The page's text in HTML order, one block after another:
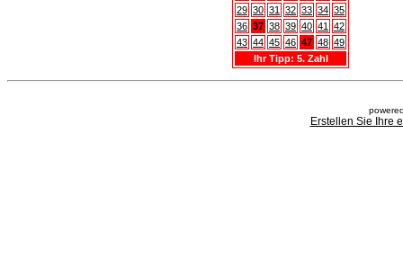
29 30 31 32 33 34 35
36 37 38 39 40 41
42
43 44 45 46 47 48 49
Ihr Tipp: 5. Zahl
Erstellen Sie Ihre